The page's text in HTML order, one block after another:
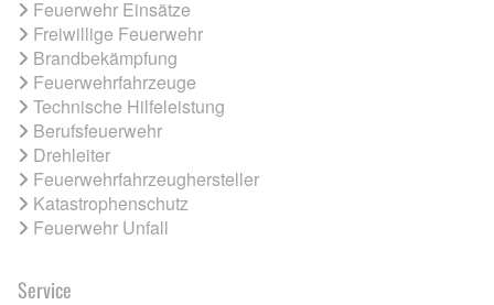
Feuerwehr Einsätze
Freiwillige Feuerwehr
Brandbekämpfung
Feuerwehrfahrzeuge
Technische Hilfeleistung
Berufsfeuerwehr
Drehleiter
Feuerwehrfahrzeughersteller
Katastrophenschutz
Feuerwehr Unfall
Service